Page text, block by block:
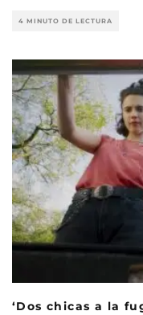
4 MINUTO DE LECTURA
‘Dos chicas a la